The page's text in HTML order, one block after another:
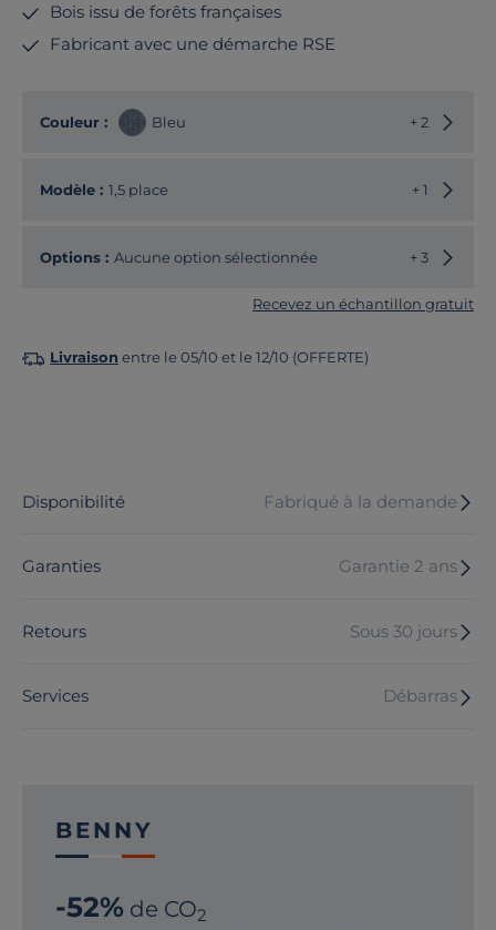
Bois issu de forêts françaises
Fabricant avec une démarche RSE
Couleur : Bleu + 2
Modèle : 1,5 place + 1
Options : Aucune option sélectionnée + 3
Recevez un échantillon gratuit
Livraison entre le 05/10 et le 12/10 (OFFERTE)
Disponibilité Fabriqué à la demande
Garanties Garantie 2 ans
Retours Sous 30 jours
Services Débarras
BENNY
-52% de CO2